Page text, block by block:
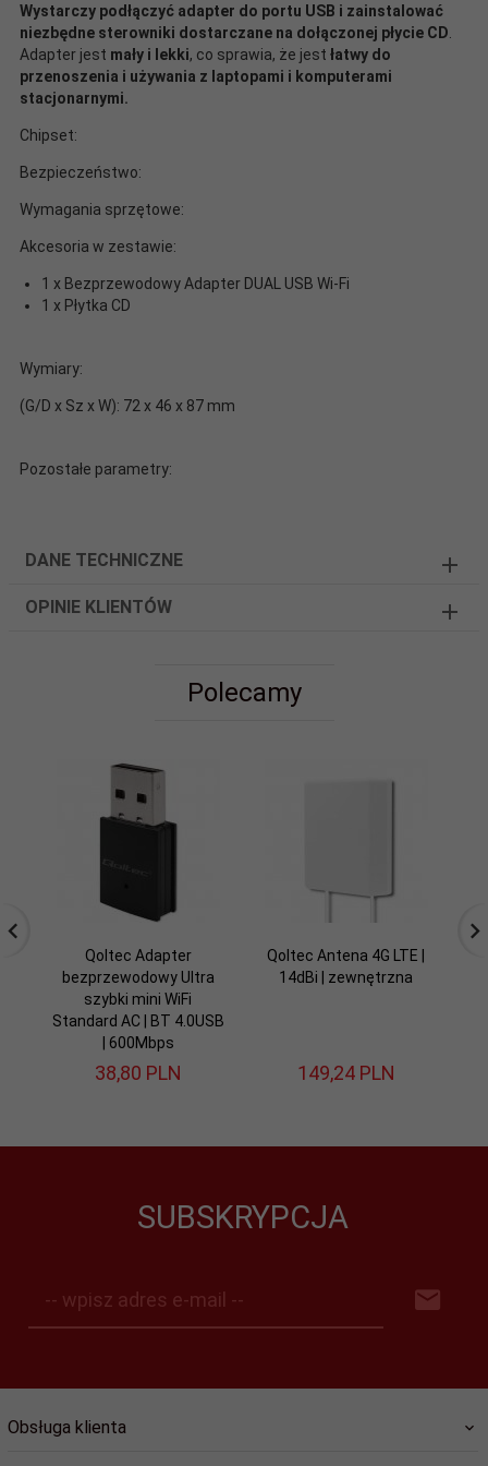
Wystarczy podłączyć adapter do portu USB i zainstalować
niezbędne sterowniki dostarczane na dołączonej płycie CD
Adapter jest mały i lekki, co sprawia, że jest łatwy do
przenoszenia i używania z laptopami i komputerami
stacjonarnymi.
Chipset:
Bezpieczeństwo:
Wymagania sprzętowe:
Akcesoria w zestawie:
1 x Bezprzewodowy Adapter DUAL USB Wi-Fi
1 x Płytka CD
Wymiary:
(G/D x Sz x W): 72 x 46 x 87 mm
Pozostałe parametry:
DANE TECHNICZNE
OPINIE KLIENTÓW
Polecamy
Qoltec Adapter
bezprzewodowy Ultra
szybki mini WiFi
Standard AC | BT 4.0USB
| 600Mbps
38,80 PLN
Qoltec Antena 4G LTE |
14dBi | zewnętrzna
149,24 PLN
SUBSKRYPCJA
-- wpisz adres e-mail --
Obsługa klienta